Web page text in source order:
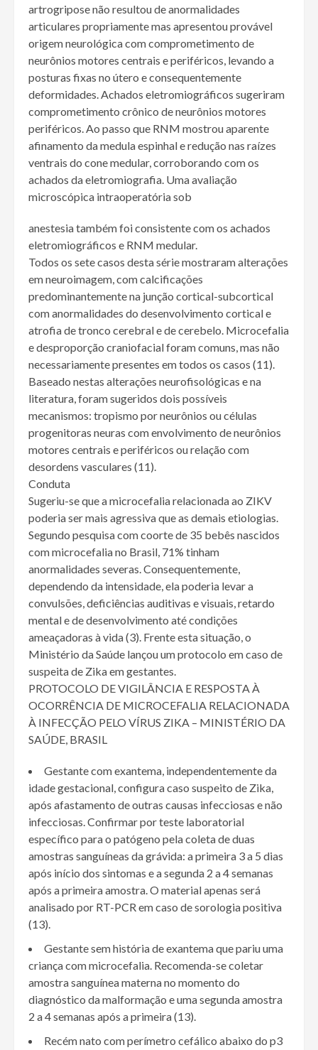
artrogripose não resultou de anormalidades
articulares propriamente mas apresentou provável
origem neurológica com comprometimento de
neurônios motores centrais e periféricos, levando a
posturas fixas no útero e consequentemente
deformidades. Achados eletromiográficos sugeriram
comprometimento crônico de neurônios motores
periféricos. Ao passo que RNM mostrou aparente
afinamento da medula espinhal e redução nas raízes
ventrais do cone medular, corroborando com os
achados da eletromiografia. Uma avaliação
microscópica intraoperatória sob
anestesia também foi consistente com os achados
eletromiográficos e RNM medular.
Todos os sete casos desta série mostraram alterações
em neuroimagem, com calcificações
predominantemente na junção cortical-subcortical
com anormalidades do desenvolvimento cortical e
atrofia de tronco cerebral e de cerebelo. Microcefalia
e desproporção craniofacial foram comuns, mas não
necessariamente presentes em todos os casos (11).
Baseado nestas alterações neurofisológicas e na
literatura, foram sugeridos dois possíveis
mecanismos: tropismo por neurônios ou células
progenitoras neuras com envolvimento de neurônios
motores centrais e periféricos ou relação com
desordens vasculares (11).
Conduta
Sugeriu-se que a microcefalia relacionada ao ZIKV
poderia ser mais agressiva que as demais etiologias.
Segundo pesquisa com coorte de 35 bebês nascidos
com microcefalia no Brasil, 71% tinham
anormalidades severas. Consequentemente,
dependendo da intensidade, ela poderia levar a
convulsões, deficiências auditivas e visuais, retardo
mental e de desenvolvimento até condições
ameaçadoras à vida (3). Frente esta situação, o
Ministério da Saúde lançou um protocolo em caso de
suspeita de Zika em gestantes.
PROTOCOLO DE VIGILÂNCIA E RESPOSTA À
OCORRÊNCIA DE MICROCEFALIA RELACIONADA
À INFECÇÃO PELO VÍRUS ZIKA – MINISTÉRIO DA
SAÚDE, BRASIL
Gestante com exantema, independentemente da
idade gestacional, configura caso suspeito de Zika,
após afastamento de outras causas infecciosas e não
infecciosas. Confirmar por teste laboratorial
específico para o patógeno pela coleta de duas
amostras sanguíneas da grávida: a primeira 3 a 5 dias
após início dos sintomas e a segunda 2 a 4 semanas
após a primeira amostra. O material apenas será
analisado por RT-PCR em caso de sorologia positiva
(13).
Gestante sem história de exantema que pariu uma
criança com microcefalia. Recomenda-se coletar
amostra sanguínea materna no momento do
diagnóstico da malformação e uma segunda amostra
2 a 4 semanas após a primeira (13).
Recém nato com perímetro cefálico abaixo do p3